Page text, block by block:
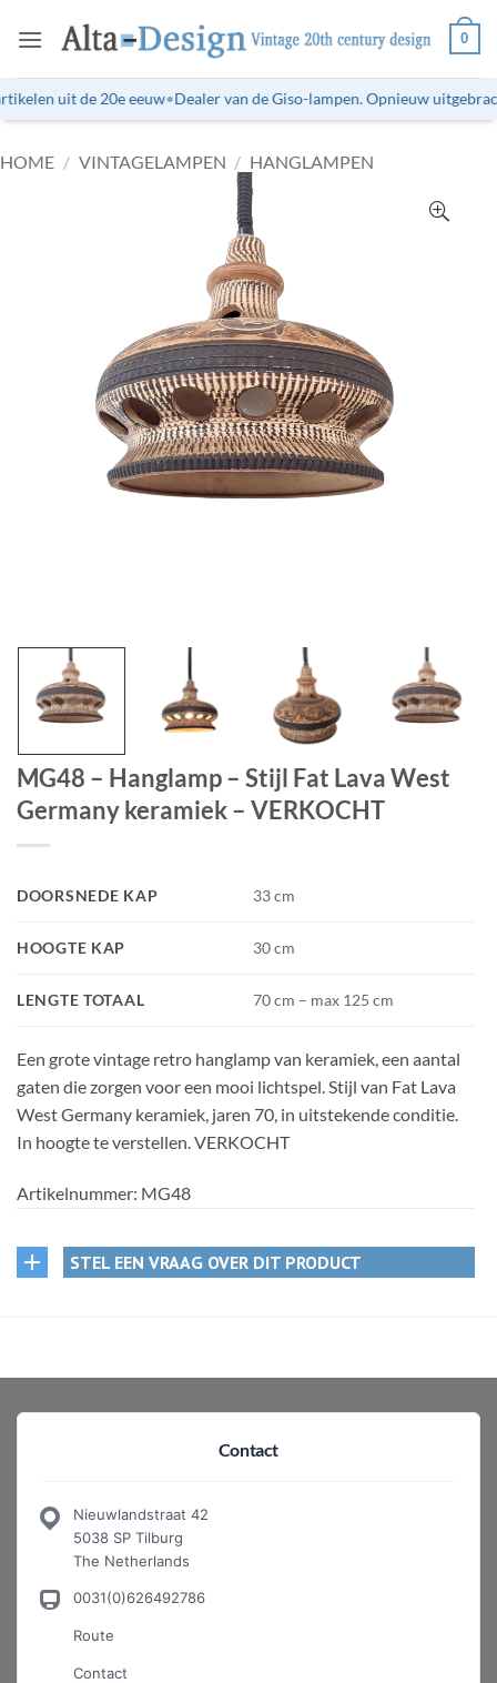
naar
0
uit de 20e eeuw•Dealer van de Giso-lampen. Opnieuw
HOME / VINTAGELAMPEN / HANGLAMPEN
MG48 – Hanglamp – Stijl Fat Lava West
Germany keramiek – VERKOCHT
DOORSNEDE KAP 33 cm
HOOGTE KAP 30 cm
LENGTE TOTAAL 70 cm – max 125 cm
Een grote vintage retro hanglamp van keramiek, een aantal
gaten die zorgen voor een mooi lichtspel. Stijl van Fat Lava
West Germany keramiek, jaren 70, in uitstekende conditie.
In hoogte te verstellen. VERKOCHT
Artikelnummer: MG48
STEL EEN VRAAG OVER DIT PRODUCT
Contact
Nieuwlandstraat 42
5038 SP Tilburg
The Netherlands
0031(0)626492786
Route
Contact